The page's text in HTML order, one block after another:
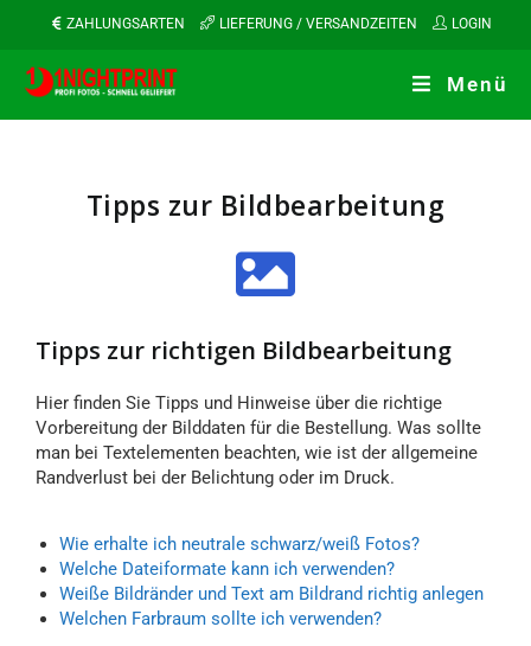
ZAHLUNGSARTEN LIEFERUNG / VERSANDZEITEN LOGIN
Menü
Tipps zur Bildbearbeitung
Tipps zur richtigen Bildbearbeitung
Hier finden Sie Tipps und Hinweise über die richtige
Vorbereitung der Bilddaten für die Bestellung. Was sollte
man bei Textelementen beachten, wie ist der allgemeine
Randverlust bei der Belichtung oder im Druck.
Wie erhalte ich neutrale schwarz/weiß Fotos?
Welche Dateiformate kann ich verwenden?
Weiße Bildränder und Text am Bildrand richtig anlegen
Welchen Farbraum sollte ich verwenden?